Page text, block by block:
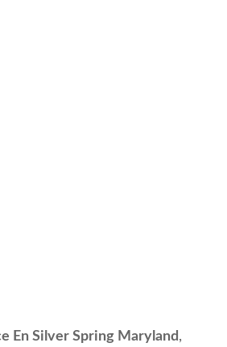
En Silver Spring Maryland,